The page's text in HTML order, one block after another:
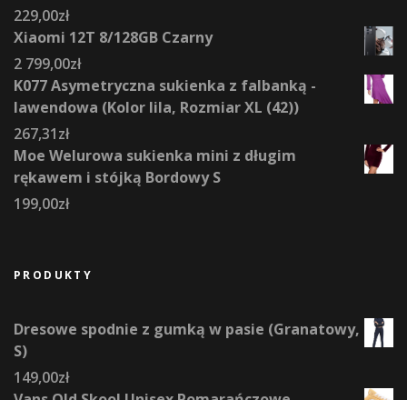
229,00zł
Xiaomi 12T 8/128GB Czarny
2 799,00zł
K077 Asymetryczna sukienka z falbanką -
lawendowa (Kolor lila, Rozmiar XL (42))
267,31zł
Moe Welurowa sukienka mini z długim
rękawem i stójką Bordowy S
199,00zł
PRODUKTY
Dresowe spodnie z gumką w pasie (Granatowy,
S)
149,00zł